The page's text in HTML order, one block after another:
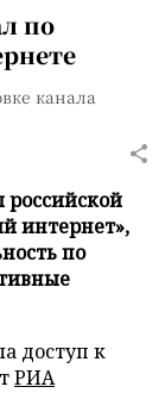
по
канала
интернет»,
по
доступ к
РИА